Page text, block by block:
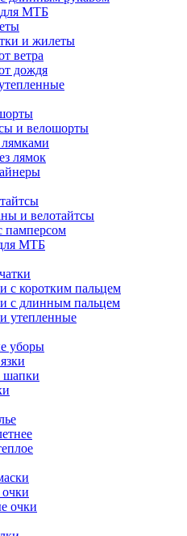
МТБ
и жилеты
ветра
дождя
и велошорты
лямок
и велотайтсы
памперсом
МТБ
с коротким пальцем
с длинным пальцем
утепленные
уборы
шапки
очки